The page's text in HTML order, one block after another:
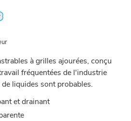
à grilles ajourées, conçu
fréquentées de l'industrie
liquides sont probables.
et drainant